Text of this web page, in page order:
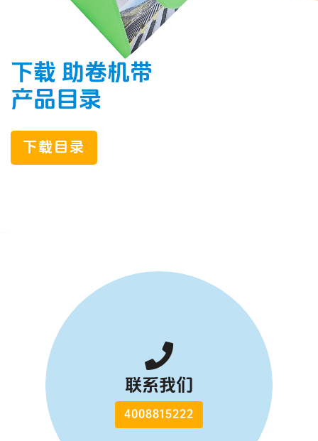
下载 助卷机带
产品目录
下载目录
联系我们
4008815222